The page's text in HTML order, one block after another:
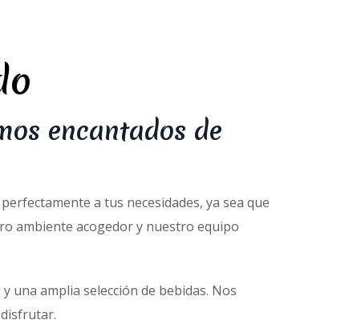
encantados de
a tus necesidades, ya sea que
ambiente acogedor y nuestro equipo
una amplia selección de bebidas. Nos